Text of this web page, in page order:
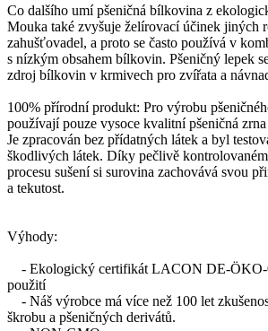
Co dalšího umí pšeničná bílkovina z
Mouka také zvyšuje želírovací účinek jiných
zahušťovadel, a proto se často používá v
s nízkým obsahem bílkovin. Pšeničný lepek
zdroj bílkovin v krmivech pro zvířata a
100% přírodní produkt: Pro výrobu
používají pouze vysoce kvalitní pšeničná
Je zpracován bez přídatných látek a byl
škodlivých látek. Díky pečlivě
procesu sušení si surovina zachovává svou
a tekutost.
Výhody:
- Ekologický certifikát LACON DE-ÖKO-
použití
- Náš výrobce má více než 100 let
škrobu a pšeničných derivátů.